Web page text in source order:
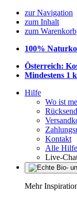
zur Navigation
zum Inhalt
zum Warenkorb
100%
Österreich:
Mindestens 1
Hilfe
Wo ist
Kontakt
Alle
Live-
Mehr